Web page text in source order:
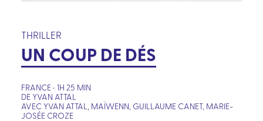
THRILLER
UN COUP DE DÉS
FRANCE • 1H 25 MIN
DE YVAN ATTAL
AVEC YVAN ATTAL, MAÏWENN, GUILLAUME CANET, MARIE-
JOSÉE CROZE